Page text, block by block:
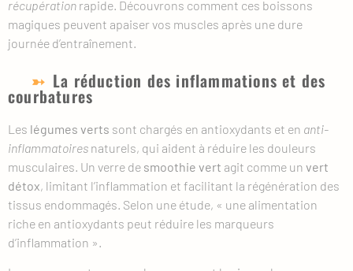
récupération rapide. Découvrons comment ces boissons
magiques peuvent apaiser vos muscles après une dure
journée d’entraînement.
La réduction des inflammations et des
courbatures
Les légumes verts sont chargés en antioxydants et en anti-
inflammatoires naturels, qui aident à réduire les douleurs
musculaires. Un verre de smoothie vert agit comme un vert
détox, limitant l’inflammation et facilitant la régénération des
tissus endommagés. Selon une étude, « une alimentation
riche en antioxydants peut réduire les marqueurs
d’inflammation ».